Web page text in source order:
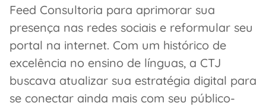
Feed Consultoria para aprimorar sua
presença nas redes sociais e reformular seu
portal na internet. Com um histórico de
excelência no ensino de línguas, a CTJ
buscava atualizar sua estratégia digital para
se conectar ainda mais com seu público-